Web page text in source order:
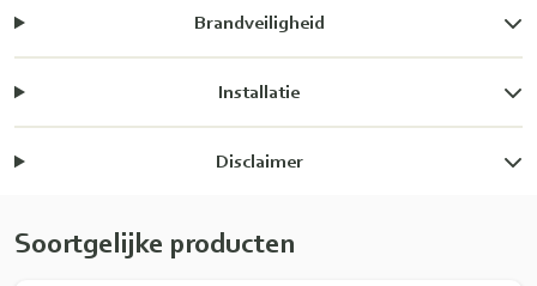
Brandveiligheid
Installatie
Disclaimer
Soortgelijke producten